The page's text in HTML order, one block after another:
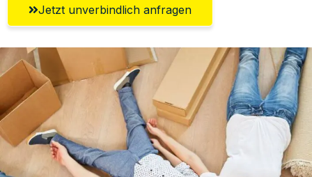
Jetzt unverbindlich anfragen